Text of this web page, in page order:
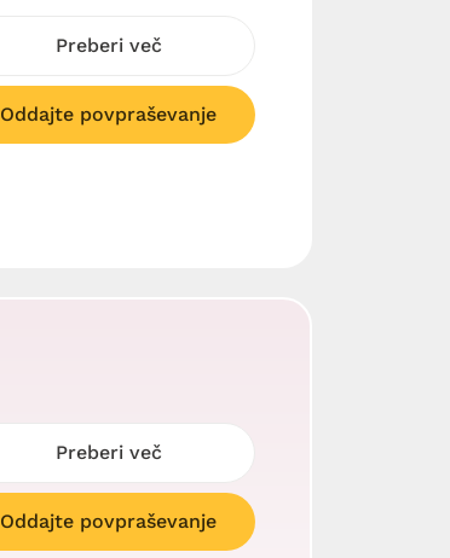
Preberi več
Oddajte povpraševanje
Preberi več
Oddajte povpraševanje